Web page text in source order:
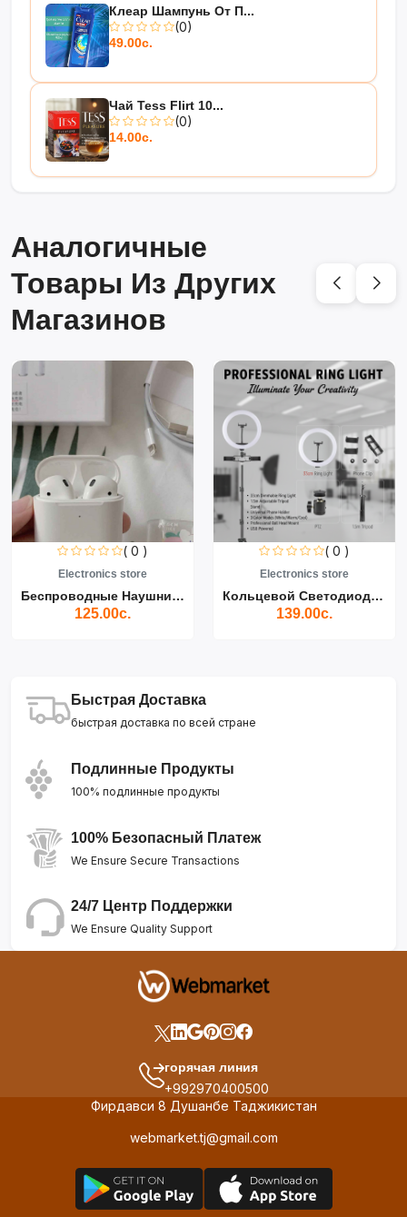
Клеар Шампунь От П...
(0)
49.00с.
Чай Tess Flirt 10...
(0)
14.00с.
Аналогичные
Товары Из Других
Магазинов
( 0 )
Electronics store
Беспроводные Наушники Air...
125.00с.
( 0 )
Electronics store
Кольцевой Светодиодный Св...
139.00с.
Быстрая Доставка
быстрая доставка по всей стране
Подлинные Продукты
100% подлинные продукты
100% Безопасный Платеж
We Ensure Secure Transactions
24/7 Центр Поддержки
We Ensure Quality Support
горячая линия
+992970400500
Фирдавси 8 Душанбе Таджикистан
webmarket.tj@gmail.com